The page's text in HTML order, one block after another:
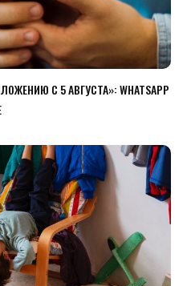
C 5 АВГУСТА»: WHATSAPP